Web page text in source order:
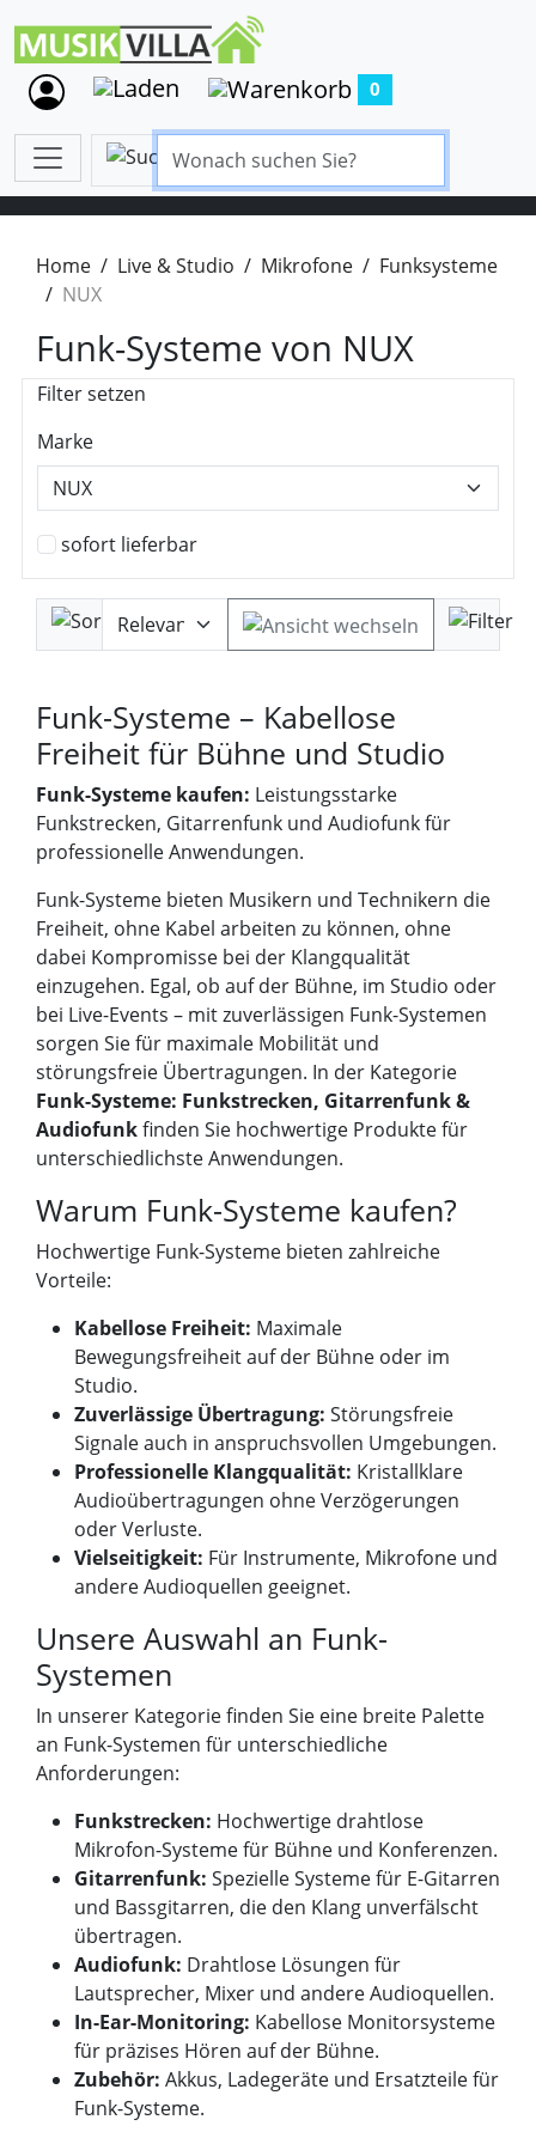
0
Home Live & Studio Mikrofone
Funksysteme
NUX
Funk-Systeme von NUX
Filter setzen
Marke
sofort lieferbar
Funk-Systeme – Kabellose
Freiheit für Bühne und Studio
Funk-Systeme kaufen: Leistungsstarke
Funkstrecken, Gitarrenfunk und Audiofunk für
professionelle Anwendungen.
Funk-Systeme bieten Musikern und Technikern die
Freiheit, ohne Kabel arbeiten zu können, ohne
dabei Kompromisse bei der Klangqualität
einzugehen. Egal, ob auf der Bühne, im Studio oder
bei Live-Events – mit zuverlässigen Funk-Systemen
sorgen Sie für maximale Mobilität und
störungsfreie Übertragungen. In der Kategorie
Funk-Systeme: Funkstrecken, Gitarrenfunk &
Audiofunkfinden Sie hochwertige Produkte für
unterschiedlichste Anwendungen.
Warum Funk-Systeme kaufen?
Hochwertige Funk-Systeme bieten zahlreiche
Vorteile:
Kabellose Freiheit: Maximale
Bewegungsfreiheit auf der Bühne oder im
Studio.
Zuverlässige Übertragung: Störungsfreie
Signale auch in anspruchsvollen Umgebungen.
Professionelle Klangqualität: Kristallklare
Audioübertragungen ohne Verzögerungen
oder Verluste.
Vielseitigkeit: Für Instrumente, Mikrofone und
andere Audioquellen geeignet.
Unsere Auswahl an Funk-
Systemen
In unserer Kategorie finden Sie eine breite Palette
an Funk-Systemen für unterschiedliche
Anforderungen:
Funkstrecken: Hochwertige drahtlose
Mikrofon-Systeme für Bühne und Konferenzen.
Gitarrenfunk: Spezielle Systeme für E-Gitarren
und Bassgitarren, die den Klang unverfälscht
übertragen.
Audiofunk: Drahtlose Lösungen für
Lautsprecher, Mixer und andere Audioquellen.
In-Ear-Monitoring: Kabellose Monitorsysteme
für präzises Hören auf der Bühne.
Zubehör: Akkus, Ladegeräte und Ersatzteile für
Funk-Systeme.